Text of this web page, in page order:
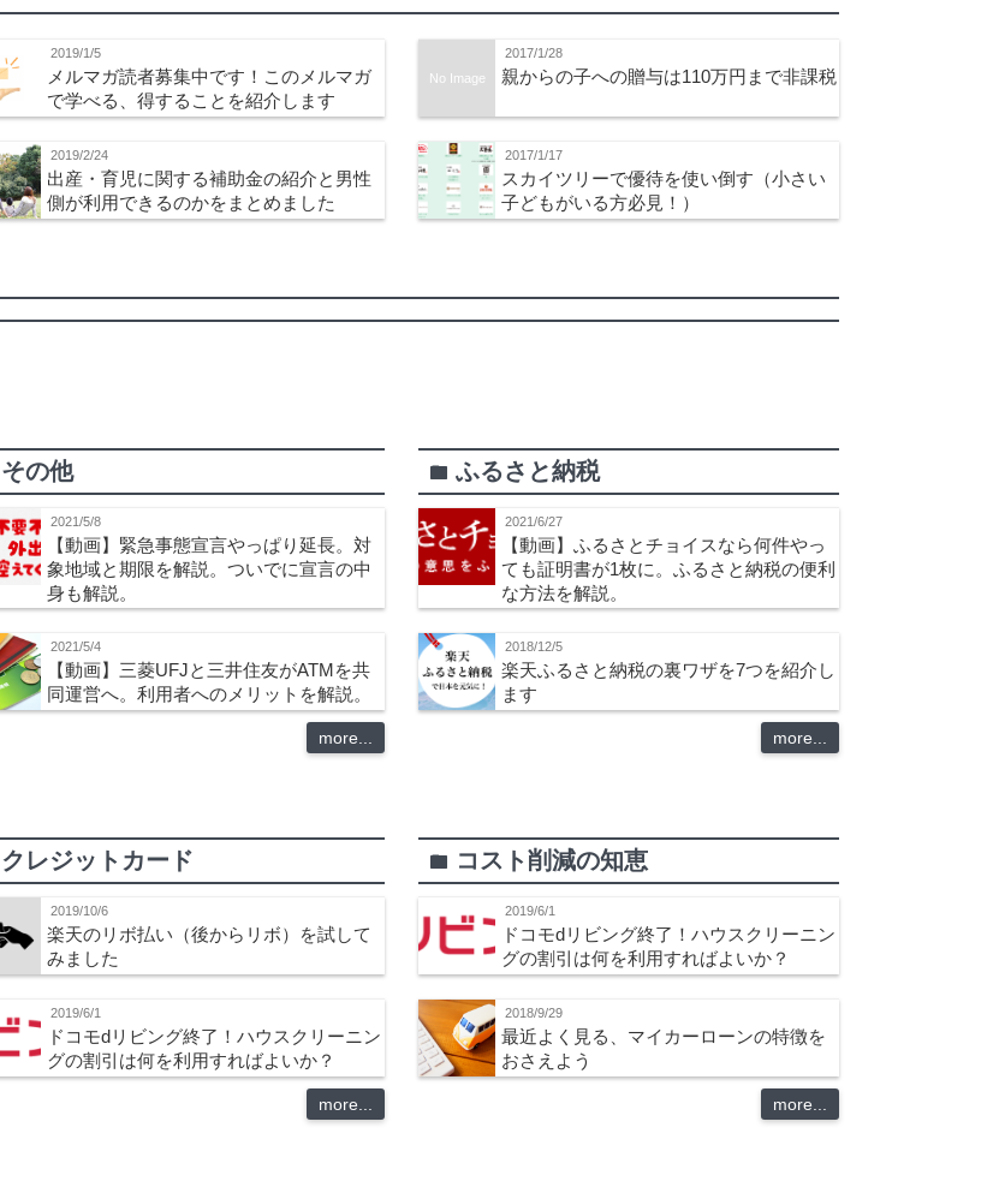
2019/1/5
メルマガ読者募集中です！このメルマガ
で学べる、得することを紹介します
No Image
2017/1/28
親からの子への贈与は110万円まで非課税
2019/2/24
出産・育児に関する補助金の紹介と男性
側が利用できるのかをまとめました
2017/1/17
スカイツリーで優待を使い倒す（小さい
子どもがいる方必見！）
その他
2021/5/8
【動画】緊急事態宣言やっぱり延長。対
象地域と期限を解説。ついでに宣言の中
身も解説。
2021/5/4
【動画】三菱UFJと三井住友がATMを共
同運営へ。利用者へのメリットを解説。
more...
folder ふるさと納税
2021/6/27
【動画】ふるさとチョイスなら何件やっ
ても証明書が1枚に。ふるさと納税の便利
な方法を解説。
2018/12/5
楽天ふるさと納税の裏ワザを7つを紹介し
ます
more...
クレジットカード
2019/10/6
楽天のリボ払い（後からリボ）を試して
みました
2019/6/1
ドコモdリビング終了！ハウスクリーニン
グの割引は何を利用すればよいか？
more...
folder コスト削減の知恵
2019/6/1
ドコモdリビング終了！ハウスクリーニン
グの割引は何を利用すればよいか？
2018/9/29
最近よく見る、マイカーローンの特徴を
おさえよう
more...